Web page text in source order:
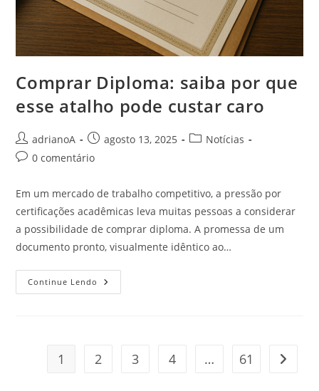
Comprar Diploma: saiba por que
esse atalho pode custar caro
Autor
do
adrianoA
Post
publicado:
agosto 13, 2025
Categoria
Notícias
Comentários
post:
0 comentário
Em um mercado de trabalho competitivo, a pressão por
certificações acadêmicas leva muitas pessoas a considerar
a possibilidade de comprar diploma. A promessa de um
documento pronto, visualmente idêntico ao…
Continue Lendo Comprar
Diploma:
Pode
Custar
1 2 3 4 … 61 Ir para